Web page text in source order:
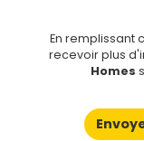
En remplissant
recevoir plus
Homes